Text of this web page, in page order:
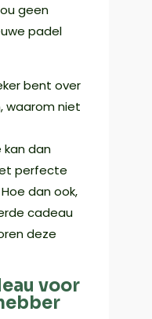
geen
padel
bent over
waarom niet
kan dan
perfecte
dan ook,
cadeau
deze
voor